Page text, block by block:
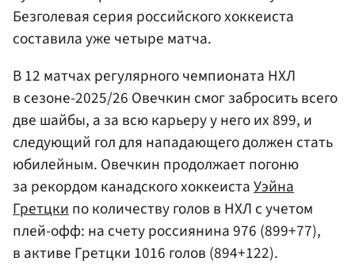
Безголевая серия российского хоккеиста
составила уже четыре матча.
В 12 матчах регулярного чемпионата НХЛ
в сезоне-2025/26 Овечкин смог забросить всего
две шайбы, а за всю карьеру у него их 899, и
следующий гол для нападающего должен стать
юбилейным. Овечкин продолжает погоню
за рекордом канадского хоккеистаУэйна
Гретцкипо количеству голов в НХЛ с учетом
плей-офф: на счету россиянина 976 (899+77),
в активе Гретцки 1016 голов (894+122).